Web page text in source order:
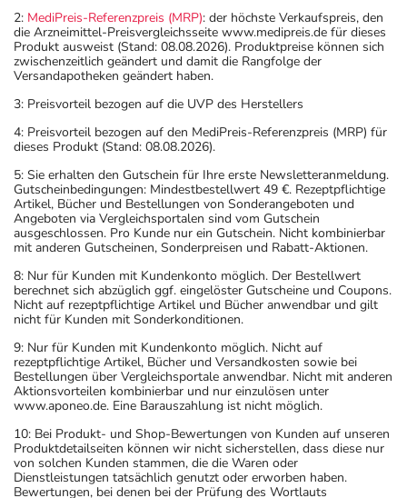
2: MediPreis-Referenzpreis (MRP): der höchste Verkaufspreis, den
die Arzneimittel-Preisvergleichsseite www.medipreis.de für dieses
Produkt ausweist (Stand: 08.08.2026). Produktpreise können sich
zwischenzeitlich geändert und damit die Rangfolge der
Versandapotheken geändert haben.
3: Preisvorteil bezogen auf die UVP des Herstellers
4: Preisvorteil bezogen auf den MediPreis-Referenzpreis (MRP) für
dieses Produkt (Stand: 08.08.2026).
5: Sie erhalten den Gutschein für Ihre erste Newsletteranmeldung.
Gutscheinbedingungen: Mindestbestellwert 49 €. Rezeptpflichtige
Artikel, Bücher und Bestellungen von Sonderangeboten und
Angeboten via Vergleichsportalen sind vom Gutschein
ausgeschlossen. Pro Kunde nur ein Gutschein. Nicht kombinierbar
mit anderen Gutscheinen, Sonderpreisen und Rabatt-Aktionen.
8: Nur für Kunden mit Kundenkonto möglich. Der Bestellwert
berechnet sich abzüglich ggf. eingelöster Gutscheine und Coupons.
Nicht auf rezeptpflichtige Artikel und Bücher anwendbar und gilt
nicht für Kunden mit Sonderkonditionen.
9: Nur für Kunden mit Kundenkonto möglich. Nicht auf
rezeptpflichtige Artikel, Bücher und Versandkosten sowie bei
Bestellungen über Vergleichsportale anwendbar. Nicht mit anderen
Aktionsvorteilen kombinierbar und nur einzulösen unter
www.aponeo.de. Eine Barauszahlung ist nicht möglich.
10: Bei Produkt- und Shop-Bewertungen von Kunden auf unseren
Produktdetailseiten können wir nicht sicherstellen, dass diese nur
von solchen Kunden stammen, die die Waren oder
Dienstleistungen tatsächlich genutzt oder erworben haben.
Bewertungen, bei denen bei der Prüfung des Wortlauts